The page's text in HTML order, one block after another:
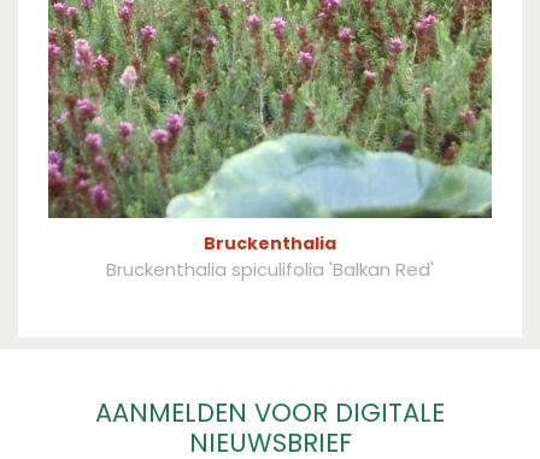
Bruckenthalia
Bruckenthalia spiculifolia 'Balkan Red'
AANMELDEN VOOR DIGITALE
NIEUWSBRIEF